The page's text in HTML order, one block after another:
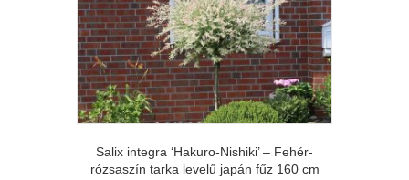
Salix integra ‘Hakuro-Nishiki’ – Fehér-
rózsaszín tarka levelű japán fűz 160 cm